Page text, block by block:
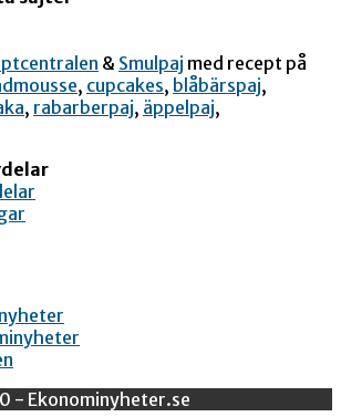
& Smulpaj med recept på
, cupcakes, blåbärspaj,
, rabarberpaj, äppelpaj,
- Ekonominyheter.se